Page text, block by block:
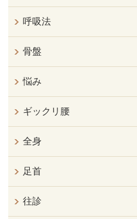
呼吸法
骨盤
悩み
ギックリ腰
全身
足首
往診